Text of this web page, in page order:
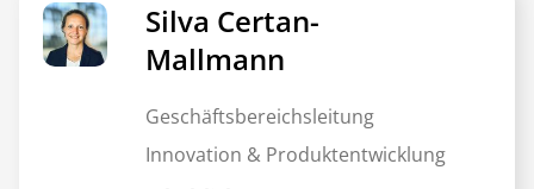
Silva Certan-
Mallmann
Geschäftsbereichsleitung
Innovation & Produktentwicklung